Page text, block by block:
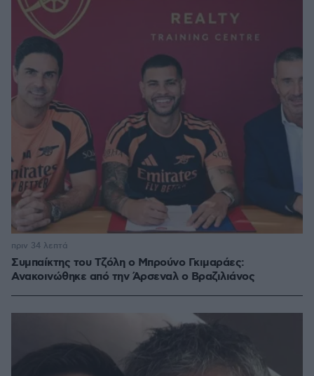
Συμπαίκτης του Τζόλη ο Μπρούνο Γκιμαράες:
Ανακοινώθηκε από την Άρσεναλ ο Βραζιλιάνος
πριν 34 λεπτά